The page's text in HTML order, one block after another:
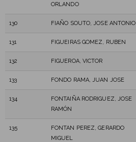
ORLANDO
130 FIAÑO SOUTO, JOSE ANTONIO
131 FIGUEIRAS GOMEZ, RUBEN
132 FIGUEROA, VICTOR
133 FONDO RAMA, JUAN JOSE
134
FONTAIÑA RODRIGUEZ, JOSE
RAMÓN
135
FONTAN PEREZ, GERARDO
MIGUEL